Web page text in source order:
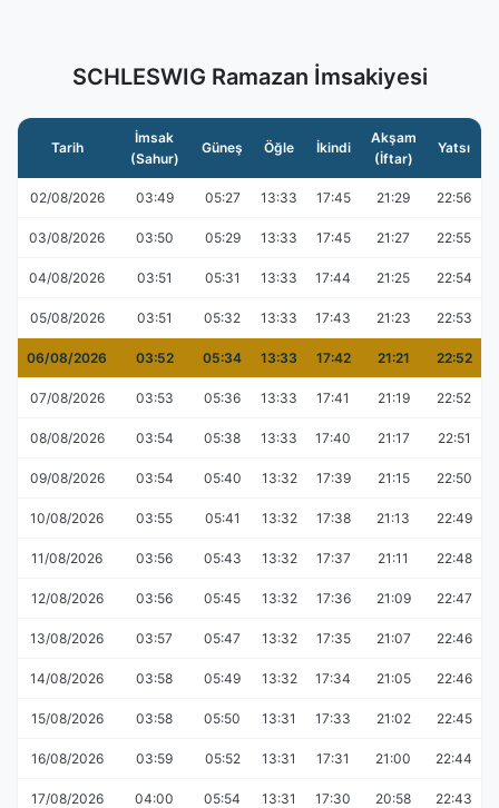
SCHLESWIG Ramazan İmsakiyesi
Tarih
İmsak
(Sahur)
Güneş Öğle İkindi
Akşam
(İftar)
Yatsı
02/08/2026 03:49 05:27 13:33 17:45 21:29 22:56
03/08/2026 03:50 05:29 13:33 17:45 21:27 22:55
04/08/2026 03:51 05:31 13:33 17:44 21:25 22:54
05/08/2026 03:51 05:32 13:33 17:43 21:23 22:53
06/08/2026 03:52 05:34 13:33 17:42 21:21 22:52
07/08/2026 03:53 05:36 13:33 17:41 21:19 22:52
08/08/2026 03:54 05:38 13:33 17:40 21:17 22:51
09/08/2026 03:54 05:40 13:32 17:39 21:15 22:50
10/08/2026 03:55 05:41 13:32 17:38 21:13 22:49
11/08/2026 03:56 05:43 13:32 17:37 21:11 22:48
12/08/2026 03:56 05:45 13:32 17:36 21:09 22:47
13/08/2026 03:57 05:47 13:32 17:35 21:07 22:46
14/08/2026 03:58 05:49 13:32 17:34 21:05 22:46
15/08/2026 03:58 05:50 13:31 17:33 21:02 22:45
16/08/2026 03:59 05:52 13:31 17:31 21:00 22:44
17/08/2026 04:00 05:54 13:31 17:30 20:58 22:43